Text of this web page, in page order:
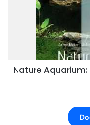
Nature